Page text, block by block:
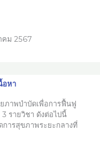
คม 2567
อหา
ภาพบำบัดเพื่อการฟื้นฟู
รายวิชา ดังต่อไปนี้
การสุขภาพระยะกลางที่